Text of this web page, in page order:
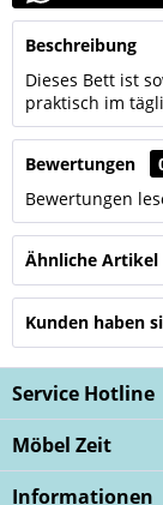
Beschreibung
Dieses Bett ist
praktisch im
Bewertungen
Bewertungen
Ähnliche Artikel
Kunden haben
Service Hotline
Möbel Zeit
Informationen